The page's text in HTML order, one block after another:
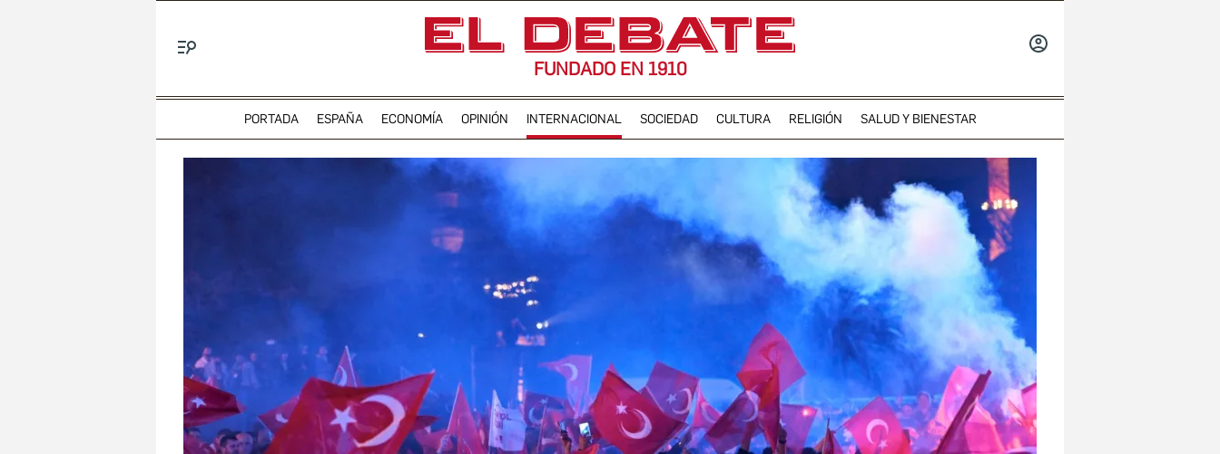
FUNDADO EN 1910
PORTADA ESPAÑA ECONOMÍA OPINIÓN INTERNACIONAL SOCIEDAD CULTURA RELIGIÓN SALUD Y BIENESTAR